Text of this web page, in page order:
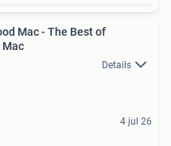
Mac - The Best of
Mac
Details
4 jul 26